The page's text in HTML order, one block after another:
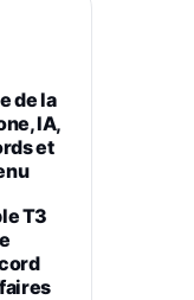
de la
IA,
et
T3